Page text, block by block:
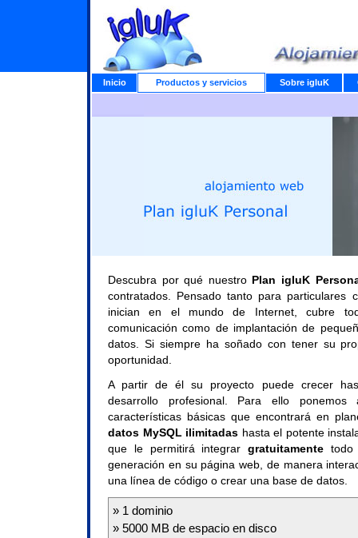
Descubra por qué nuestro Plan igluK
contratados. Pensado tanto para particulares
inician en el mundo de Internet, cubre
comunicación como de implantación de
datos. Si siempre ha soñado con tener su
oportunidad.
A partir de él su proyecto puede crecer
desarrollo profesional. Para ello
características básicas que encontrará en
datos MySQL ilimitadas hasta el potente
que le permitirá integrargratuitamente todo
generación en su página web, de manera
una línea de código o crear una base de datos.
» 1 dominio
» 5000 MB de espacio en disco
Inicio Productos y servicios Sobre igluK